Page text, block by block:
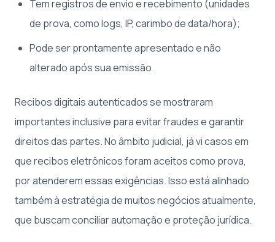
Tem registros de envio e recebimento (unidades
de prova, como logs, IP, carimbo de data/hora);
Pode ser prontamente apresentado e não
alterado após sua emissão.
Recibos digitais autenticados se mostraram
importantes inclusive para evitar fraudes e garantir
direitos das partes. No âmbito judicial, já vi casos em
que recibos eletrônicos foram aceitos como prova,
por atenderem essas exigências. Isso está alinhado
também à estratégia de muitos negócios atualmente,
que buscam conciliar automação e proteção jurídica.